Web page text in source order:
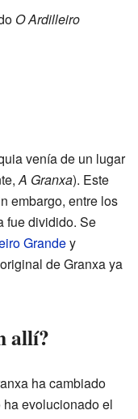
O Ardilleiro
venía de un lugar
A Granxa). Este
embargo, entre los
fue dividido. Se
Grandey
de Granxa ya
allí?
ha cambiado
evolucionado el